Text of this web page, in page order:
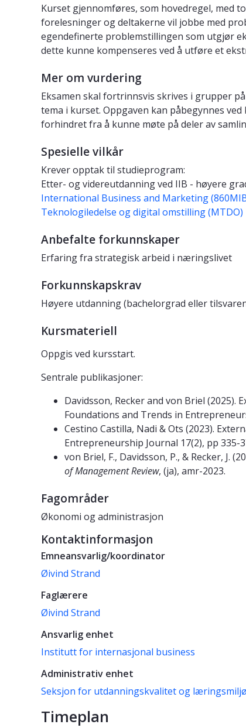
Kurset gjennomføres, som hovedregel, med
forelesninger og deltakerne vil jobbe med
egendefinerte problemstillingen som utgjør
dette kunne kompenseres ved å utføre et
Mer om vurdering
Eksamen skal fortrinnsvis skrives i grupper
tema i kurset. Oppgaven kan påbegynnes
forhindret fra å kunne møte på deler av
Spesielle vilkår
Krever opptak til studieprogram:
Etter- og videreutdanning ved IIB - høyere
International Business and Marketing
Teknologiledelse og digital omstilling (MTDO)
Anbefalte forkunnskaper
Erfaring fra strategisk arbeid i næringslivet
Forkunnskapskrav
Høyere utdanning (bachelorgrad eller
Kursmateriell
Oppgis ved kursstart.
Sentrale publikasjoner:
Davidsson, Recker and von Briel (2025).
Foundations and Trends in
Cestino Castilla, Nadi & Ots (2023).
Entrepreneurship Journal 17(2), pp 335-
von Briel, F., Davidsson, P., & Recker, J.
of Management Review, (ja), amr-2023.
Fagområder
Økonomi og administrasjon
Kontaktinformasjon
Emneansvarlig/koordinator
Øivind Strand
Faglærere
Øivind Strand
Ansvarlig enhet
Institutt for internasjonal business
Administrativ enhet
Seksjon for utdanningskvalitet og læringsmiljø
Timeplan